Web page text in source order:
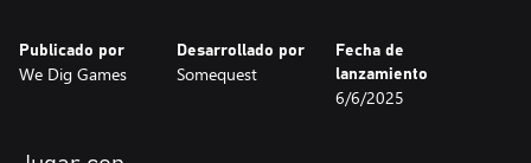
Publicado por
We Dig Games
Desarrollado por
Somequest
Fecha de
lanzamiento
6/6/2025